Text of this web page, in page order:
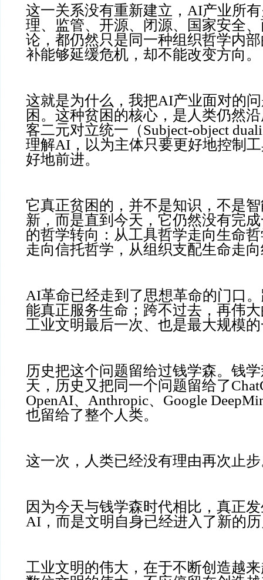
这一关系没有重新建立，AI产业所
理、监管、开源、闭源、国家安全
论，都仍然只是同一种组织哲学内
补能够延缓危机，却不能改变方向。
这就是为什么，我把AI产业面对的
困。这种贫困的核心，是人类仍然
客二元对立统一（Subject-object
理解AI，以为主体只要更好地控制
好地前进。
它真正贫困的，并不是知识，不是
新，而是直到今天，它仍然没有完
的哲学转向：从工具哲学走向生命
走向信托哲学，从组织支配生命走
AI革命已经走到了思想革命的门口
能真正服务生命；跨不过去，再伟
工业文明最后一次、也是最大规模
历史把这个问题留给过钱学森。钱
天，历史又把同一个问题留给了
OpenAI、Anthropic、Google
也留给了整个人类。
这一次，人类已经没有理由再次止
因为今天与钱学森时代相比，真正
AI，而是文明自身已经进入了新的
工业文明的伟大，在于不断创造越